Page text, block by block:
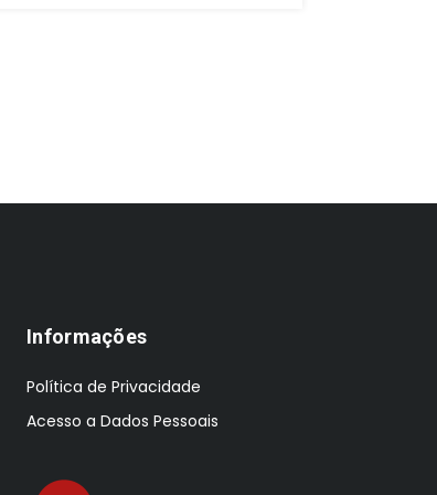
Informações
Política de Privacidade
Acesso a Dados Pessoais